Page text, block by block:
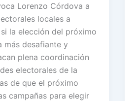
Lorenzo Córdova a
locales a
la elección del próximo
más desafiante y
plena coordinación
electorales de la
de que el próximo
campañas para elegir